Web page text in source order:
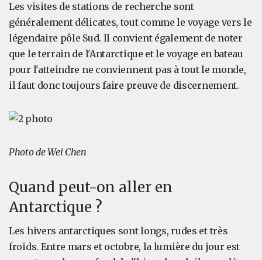
Les visites de stations de recherche sont
généralement délicates, tout comme le voyage vers le
légendaire pôle Sud. Il convient également de noter
que le terrain de l'Antarctique et le voyage en bateau
pour l'atteindre ne conviennent pas à tout le monde,
il faut donc toujours faire preuve de discernement.
Photo de Wei Chen
Quand peut-on aller en
Antarctique ?
Les hivers antarctiques sont longs, rudes et très
froids. Entre mars et octobre, la lumière du jour est